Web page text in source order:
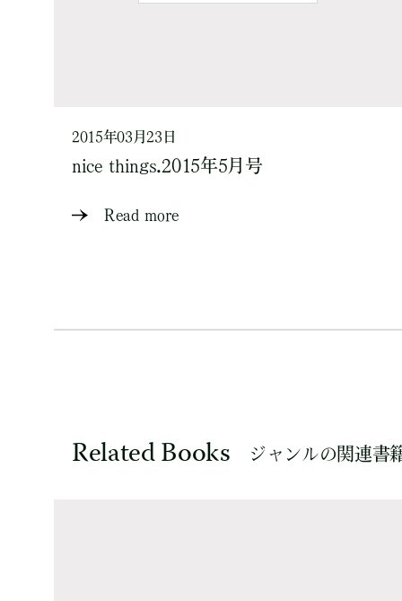
2015年03月23日
nice things.2015年5月号
Read more
Related Books ジャンルの関連書